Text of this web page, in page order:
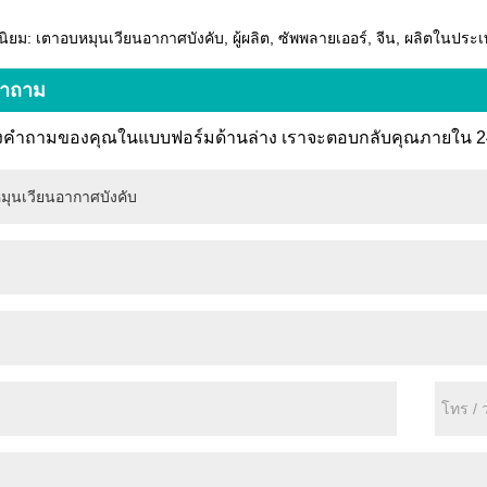
ยม: เตาอบหมุนเวียนอากาศบังคับ, ผู้ผลิต, ซัพพลายเออร์, จีน, ผลิตในประ
ถาม
คำถามของคุณในแบบฟอร์มด้านล่าง เราจะตอบกลับคุณภายใน